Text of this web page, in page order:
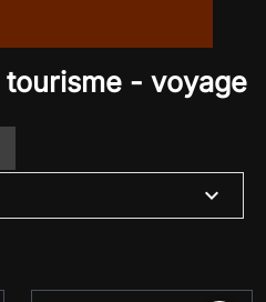
- voyage
expand_more